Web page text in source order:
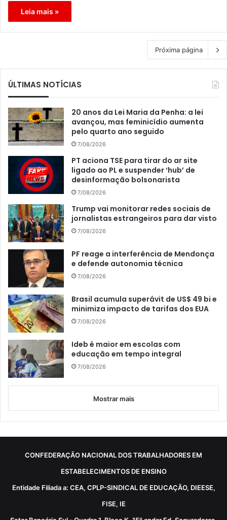
Leia mais »
Próxima página
ÚLTIMAS NOTÍCIAS
20 anos da Lei Maria da Penha: a lei
avançou, mas feminicídio aumenta
pelo quarto ano seguido
7/08/2026
PT aciona TSE para tirar do ar site
ligado ao PL e suspender ‘hub’ de
desinformação bolsonarista
7/08/2026
Trump vai monitorar redes sociais de
jornalistas estrangeiros para dar visto
7/08/2026
PF reage a interferência de Mendonça
e defende autonomia técnica
7/08/2026
Brasil acumula superávit de US$ 49 bi e
minimiza impacto de tarifas dos EUA
7/08/2026
Ideb é maior em escolas com
educação em tempo integral
7/08/2026
Mostrar mais
CONFEDERAÇÃO NACIONAL DOS TRABALHADORES EM
ESTABELECIMENTOS DE ENSINO
Entidade Filiada a: CEA, CPLP-SINDICAL DE EDUCAÇÃO, DIEESE,
FISE, IE